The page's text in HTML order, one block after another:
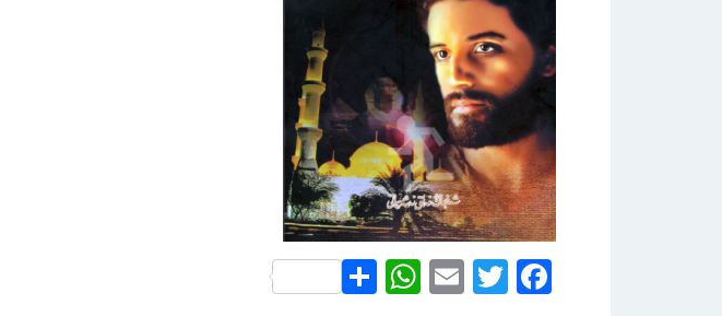
Facebook
Twitter
Email
WhatsApp
Share